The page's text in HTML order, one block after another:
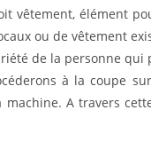
vêtement, élément
ou de vêtement
de la personne
à la coupe
A travers